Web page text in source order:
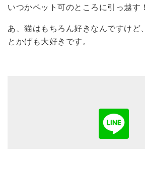
いつかペット可のところに引っ越す
あ、猫はもちろん好きなんですけど
とかげも大好きです。